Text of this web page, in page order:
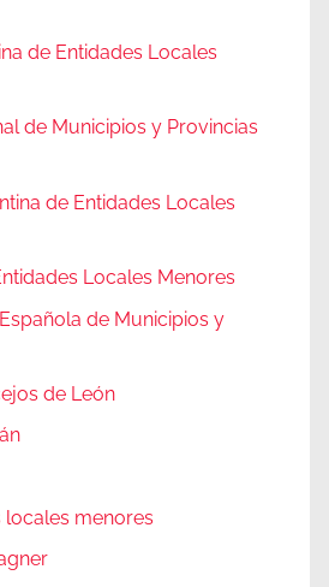
de Entidades Locales
de Municipios y Provincias
de Entidades Locales
Locales Menores
de Municipios y
de León
locales menores